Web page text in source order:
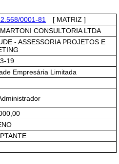
0001-81
[ MATRIZ ]
CONSULTORIA LTDA
- ASSESSORIA PROJETOS E
19
Empresária Limitada